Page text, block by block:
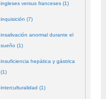
ingleses versus franceses (1)
inquisición (7)
insalivación anormal durante el
sueño (1)
insuficiencia hepática y gástrica
(1)
interculturalidad (1)